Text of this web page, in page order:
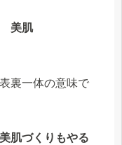
美肌
裏一体の意味で
肌づくりもやる